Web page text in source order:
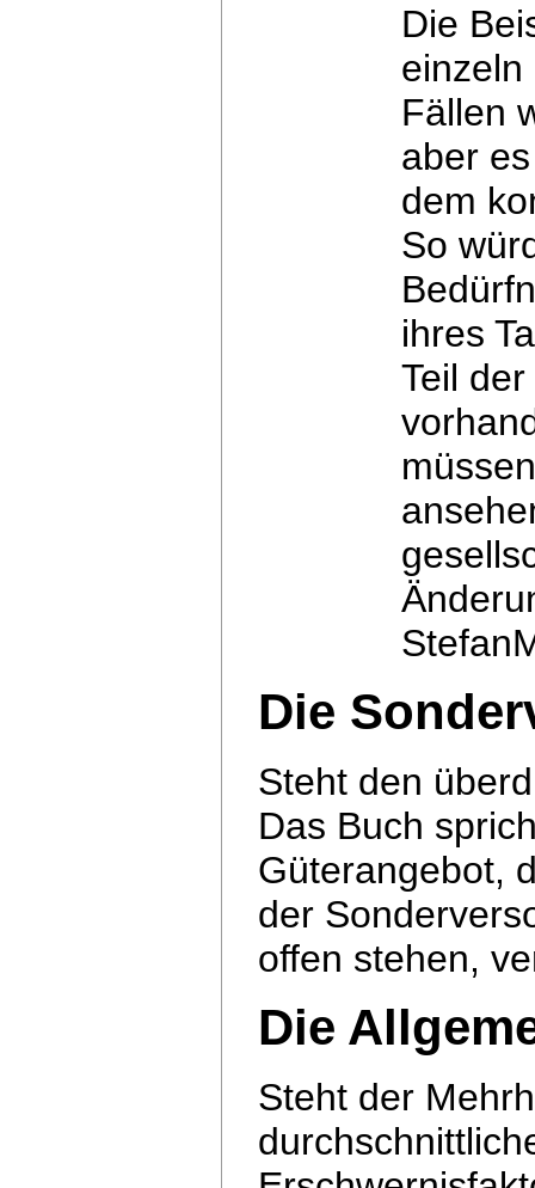
Die
Fällen
aber
dem
So
ihres
Teil
Die
Steht den
Das Buch
Güterangebot,
der
offen stehen,
Die
Steht der